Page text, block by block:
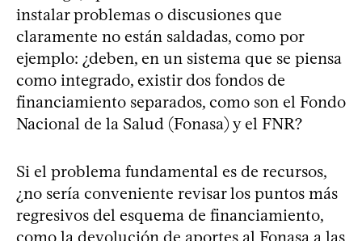
instalar problemas o discusiones que
claramente no están saldadas, como por
ejemplo: ¿deben, en un sistema que se piensa
como integrado, existir dos fondos de
financiamiento separados, como son el Fondo
Nacional de la Salud (Fonasa) y el FNR?
Si el problema fundamental es de recursos,
¿no sería conveniente revisar los puntos más
regresivos del esquema de financiamiento,
como la devolución de aportes al Fonasa a las